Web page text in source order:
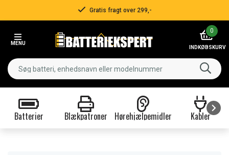
Gratis fragt over 299,-
MENU
0
INDKØBSKURV
Batterier Blækpatroner Hørehjælpemidler Kabler